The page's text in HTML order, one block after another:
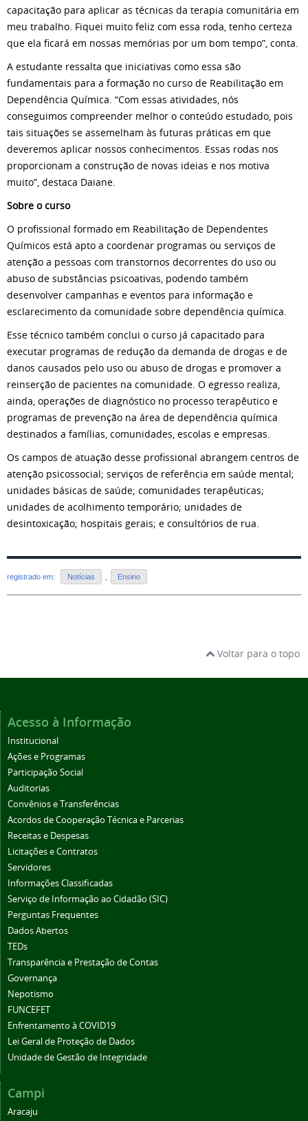
capacitação para aplicar as técnicas da terapia comunitária em
meu trabalho. Fiquei muito feliz com essa roda, tenho certeza
que ela ficará em nossas memórias por um bom tempo”, conta.
A estudante ressalta que iniciativas como essa são
fundamentais para a formação no curso de Reabilitação em
Dependência Química. “Com essas atividades, nós
conseguimos compreender melhor o conteúdo estudado, pois
tais situações se assemelham às futuras práticas em que
deveremos aplicar nossos conhecimentos. Essas rodas nos
proporcionam a construção de novas ideias e nos motiva
muito”, destaca Daiane.
Sobre o curso
O profissional formado em Reabilitação de Dependentes
Químicos está apto a coordenar programas ou serviços de
atenção a pessoas com transtornos decorrentes do uso ou
abuso de substâncias psicoativas, podendo também
desenvolver campanhas e eventos para informação e
esclarecimento da comunidade sobre dependência química.
Esse técnico também conclui o curso já capacitado para
executar programas de redução da demanda de drogas e de
danos causados pelo uso ou abuso de drogas e promover a
reinserção de pacientes na comunidade. O egresso realiza,
ainda, operações de diagnóstico no processo terapêutico e
programas de prevenção na área de dependência química
destinados a famílias, comunidades, escolas e empresas.
Os campos de atuação desse profissional abrangem centros de
atenção psicossocial; serviços de referência em saúde mental;
unidades básicas de saúde; comunidades terapêuticas;
unidades de acolhimento temporário; unidades de
desintoxicação; hospitais gerais; e consultórios de rua.
registrado em: Notícias Ensino
Voltar para o topo
Acesso à Informação
Institucional
Ações e Programas
Participação Social
Auditorias
Convênios e Transferências
Acordos de Cooperação Técnica e Parcerias
Receitas e Despesas
Licitações e Contratos
Servidores
Informações Classificadas
Serviço de Informação ao Cidadão (SIC)
Perguntas Frequentes
Dados Abertos
TEDs
Transparência e Prestação de Contas
Governança
Nepotismo
FUNCEFET
Enfrentamento à COVID19
Lei Geral de Proteção de Dados
Unidade de Gestão de Integridade
Campi
Aracaju